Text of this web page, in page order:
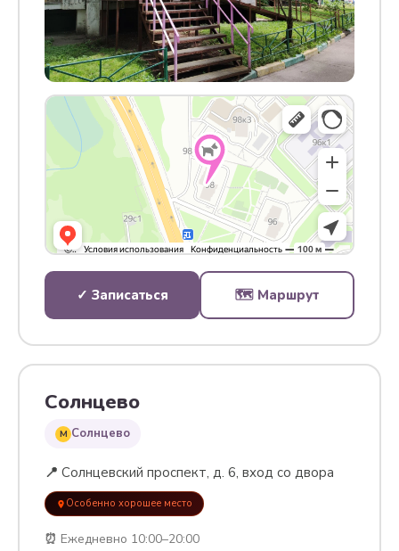
✓ Записаться 🗺 Маршрут
Солнцево
M Солнцево
📍 Солнцевский проспект, д. 6, вход со двора
Особенно хорошее место
⏰ Ежедневно 10:00–20:00